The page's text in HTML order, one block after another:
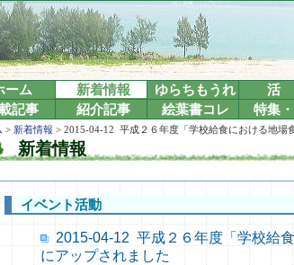
ーム 新着情報 ゆらちもうれ 活
記事
紹介記事 絵葉書コレ 特集
> 新着情報 > 2015-04-12 平成２６年度「学校給食における地場
新着情報
イベント活動
2015-04-12 平成２６年度「学校給
にアップされました